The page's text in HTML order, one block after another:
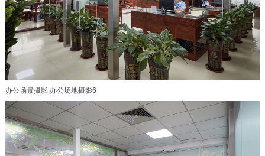
办公场景摄影,办公场地摄影6